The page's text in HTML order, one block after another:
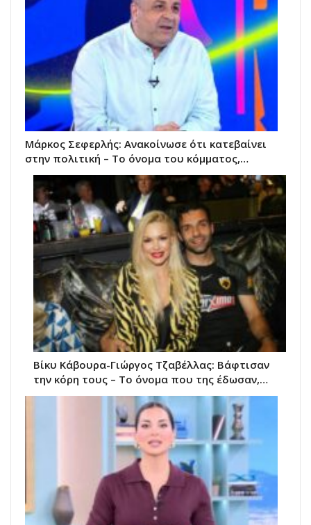
Μάρκος Σεφερλής: Ανακοίνωσε ότι κατεβαίνει
στην πολιτική – Το όνομα του κόμματος,…
Βίκυ Κάβουρα-Γιώργος Τζαβέλλας: Βάφτισαν
την κόρη τους – Το όνομα που της έδωσαν,…